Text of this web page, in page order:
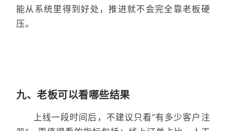
能从系统里得到好处，推进就不会完全靠老板硬
压。
九、老板可以看哪些结果
上线一段时间后，不建议只看“有多少客户注